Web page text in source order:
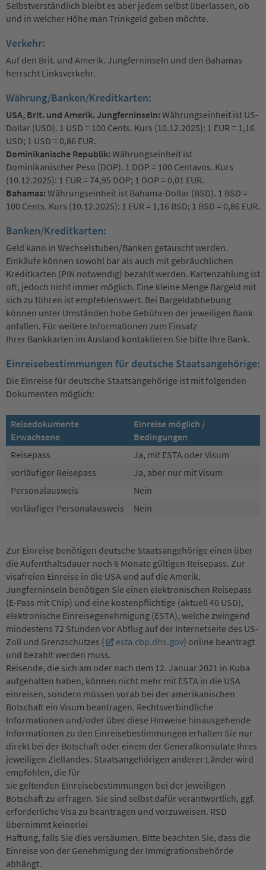
Selbstverständlich bleibt es aber jedem selbst überlassen, ob
und in welcher Höhe man Trinkgeld geben möchte.
Verkehr:
Auf den Brit. und Amerik. Jungferninseln und den Bahamas
herrscht Linksverkehr.
Währung/Banken/Kreditkarten:
USA, Brit. und Amerik. Jungferninseln:Währungseinheit ist US-
Dollar (USD). 1 USD = 100 Cents. Kurs (10.12.2025): 1 EUR = 1,16
USD; 1 USD = 0,86 EUR.
Dominikanische Republik:Währungseinheit ist
Dominikanischer Peso (DOP). 1 DOP = 100 Centavos. Kurs
(10.12.2025): 1 EUR = 74,95 DOP; 1 DOP = 0,01 EUR.
Bahamas:Währungseinheit ist Bahama-Dollar (BSD). 1 BSD =
100 Cents. Kurs (10.12.2025): 1 EUR = 1,16 BSD; 1 BSD = 0,86 EUR.
Banken/Kreditkarten:
Geld kann in Wechselstuben/Banken getauscht werden.
Einkäufe können sowohl bar als auch mit gebräuchlichen
Kreditkarten (PIN notwendig) bezahlt werden. Kartenzahlung ist
oft, jedoch nicht immer möglich. Eine kleine Menge Bargeld mit
sich zu führen ist empfehlenswert. Bei Bargeldabhebung
können unter Umständen hohe Gebühren der jeweiligen Bank
anfallen. Für weitere Informationen zum Einsatz
Ihrer Bankkarten im Ausland kontaktieren Sie bitte Ihre Bank.
Einreisebestimmungen für deutsche Staatsangehörige:
Die Einreise für deutsche Staatsangehörige ist mit folgenden
Dokumenten möglich:
Reisedokumente
Erwachsene
Einreise möglich /
Bedingungen
Reisepass
Ja, mit ESTA oder Visum
vorläufiger Reisepass
Ja, aber nur mit Visum
Personalausweis
Nein
vorläufiger Personalausweis
Nein
Zur Einreise benötigen deutsche Staatsangehörige einen über
die Aufenthaltsdauer noch 6 Monate gültigen Reisepass. Zur
visafreien Einreise in die USA und auf die Amerik.
Jungferninseln benötigen Sie einen elektronischen Reisepass
(E-Pass mit Chip) und eine kostenpflichtige (aktuell 40 USD),
elektronische Einreisegenehmigung (ESTA), welche zwingend
mindestens 72 Stunden vor Abflug auf der Internetseite des US-
Zoll und Grenzschutzes (
esta.cbp.dhs.gov) online beantragt
und bezahlt werden muss.
Reisende, die sich am oder nach dem 12. Januar 2021 in Kuba
aufgehalten haben, können nicht mehr mit ESTA in die USA
einreisen, sondern müssen vorab bei der amerikanischen
Botschaft ein Visum beantragen. Rechtsverbindliche
Informationen und/oder über diese Hinweise hinausgehende
Informationen zu den Einreisebestimmungen erhalten Sie nur
direkt bei der Botschaft oder einem der Generalkonsulate Ihres
jeweiligen Ziellandes. Staatsangehörigen anderer Länder wird
empfohlen, die für
sie geltenden Einreisebestimmungen bei der jeweiligen
Botschaft zu erfragen. Sie sind selbst dafür verantwortlich, ggf.
erforderliche Visa zu beantragen und vorzuweisen. RSD
übernimmt keinerlei
Haftung, falls Sie dies versäumen. Bitte beachten Sie, dass die
Einreise von der Genehmigung der Immigrationsbehörde
abhängt.